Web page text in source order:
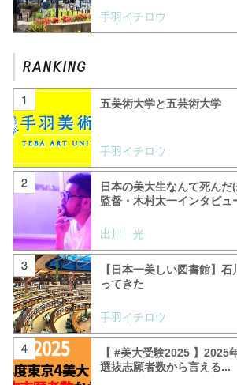
手羽イチロウ
五美術大学と五芸術大学
手羽イチロウ
日本の美大生なんて死ん
監督・木村太一インタビュ
出川 光
【日本一美しい図書館】
ってきた
手羽イチロウ
【 #美大受験2025 】2025
選抜志願者数から言える...